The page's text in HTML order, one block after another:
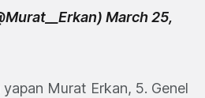
March 25,
Murat Erkan, 5. Genel